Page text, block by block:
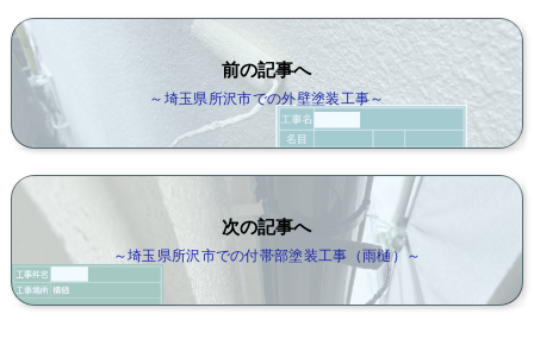
前の記事へ
～埼玉県所沢市での外壁塗装工事～
次の記事へ
～埼玉県所沢市での付帯部塗装工事（雨樋）～